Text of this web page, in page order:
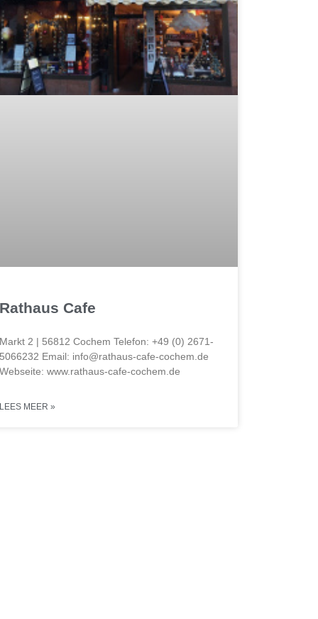
Cafe
2 | 56812 Cochem Telefon: +49 (0) 2671-
Email: info@rathaus-cafe-cochem.de
www.rathaus-cafe-cochem.de
MEER »